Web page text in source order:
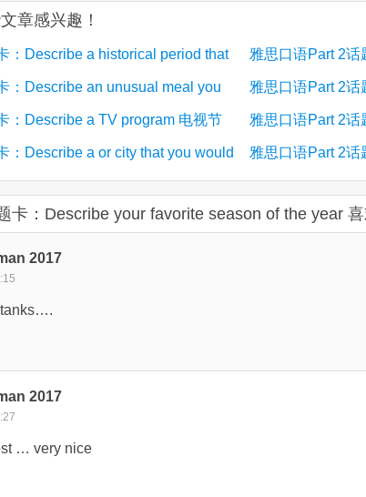
章感兴趣！
：Describe a historical period that
感兴趣的历史时期(13)
雅思口语Part 2
river/areas of
域(12)
：Describe an unusual meal you
餐(8)
雅思口语Part 2
childhood 童年玩
：Describe a TV program 电视节 雅思口语Part 2话
money for
：Describe a or city that you would
future 一个未来你想要工作/居住
雅思口语Part 2
(not computer-
无关的技术(5)
卡：Describe your favorite season of the year 喜
2017
2017
… very nice